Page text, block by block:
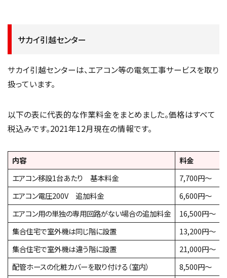
サカイ引越センター
サカイ引越センターは、エアコン等の電気工事サービスを取り
扱っています。
以下の表に代表的な作業料金をまとめました。価格はすべて
税込みです。2021年12月現在の情報です。
内容
料金
エアコン移設1台あたり 基本料金
7,700円～
エアコン電圧200V 追加料金
6,600円～
エアコン用の単独の専用回路がない場合の追加料金
16,500円～
集合住宅で室外機は同じ階に設置
13,200円～
集合住宅で室外機は違う階に設置
21,000円～
配管ホースの化粧カバーを取り付ける（室内）
8,500円～